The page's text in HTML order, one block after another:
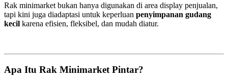
Rak minimarket bukan hanya digunakan di area display penjualan,
tapi kini juga diadaptasi untuk keperluan penyimpanan gudang
kecil karena efisien, fleksibel, dan mudah diatur.
Apa Itu Rak Minimarket Pintar?